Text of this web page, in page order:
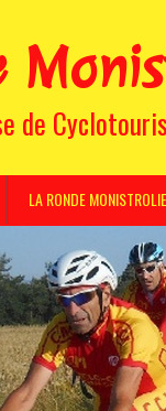
de
LA RONDE